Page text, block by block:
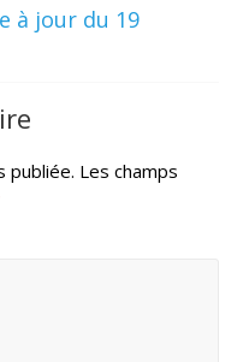
à jour du 19
publiée. Les champs